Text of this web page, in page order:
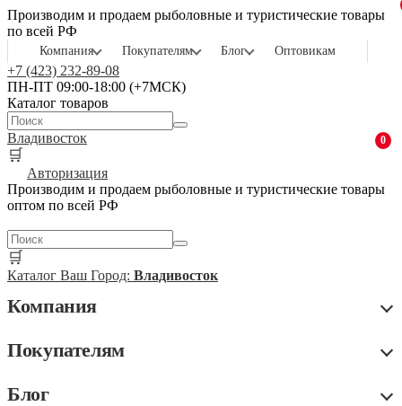
Производим и продаем рыболовные и туристические товары
по всей РФ
Компания Покупателям Блог Оптовикам
+7 (423) 232-89-08
ПН-ПТ 09:00-18:00 (+7МСК)
Каталог товаров
Владивосток
🛒
0
Авторизация
Производим и продаем рыболовные и туристические товары
оптом по всей РФ
🛒
Каталог Ваш Город: Владивосток
Компания
Покупателям
Блог